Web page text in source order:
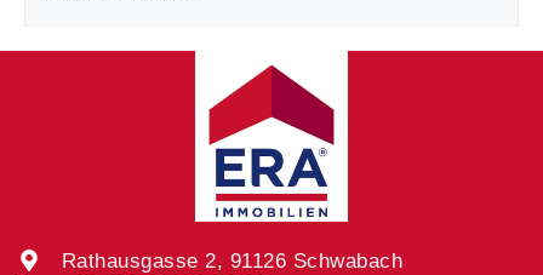
Rathausgasse 2, 91126 Schwabach